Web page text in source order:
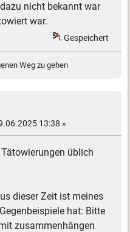
nicht bekannt war
war.
Gespeichert
Weg zu gehen
13:38 »
üblich
dieser Zeit ist meines
hat: Bitte
zusammenhängen